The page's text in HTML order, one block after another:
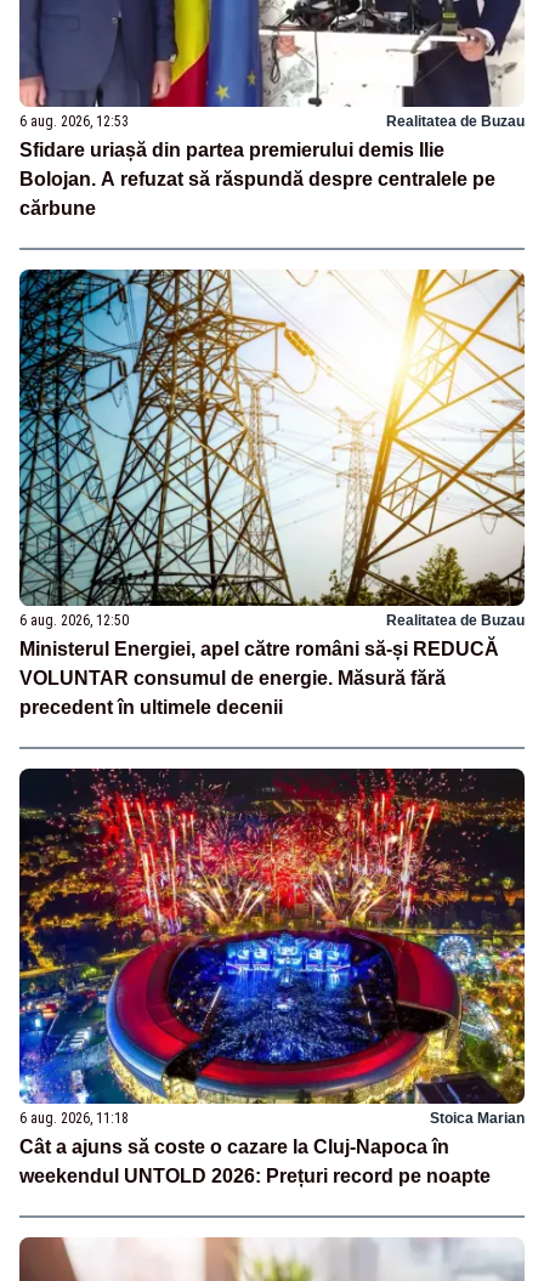
6 aug. 2026, 12:53 Realitatea de Buzau
Sfidare uriașă din partea premierului demis Ilie
Bolojan. A refuzat să răspundă despre centralele pe
cărbune
6 aug. 2026, 12:50 Realitatea de Buzau
Ministerul Energiei, apel către români să-și REDUCĂ
VOLUNTAR consumul de energie. Măsură fără
precedent în ultimele decenii
6 aug. 2026, 11:18 Stoica Marian
Cât a ajuns să coste o cazare la Cluj-Napoca în
weekendul UNTOLD 2026: Prețuri record pe noapte